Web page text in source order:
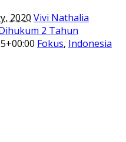
2020 Vivi Nathalia
2 Tahun
Fokus, Indonesia